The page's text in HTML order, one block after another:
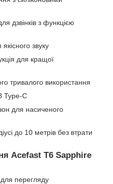
дзвінків з функцією
звуку
для кращої
тривалого використання
Type-C
для насиченого
до 10 метрів без втрати
Acefast T6 Sapphire
перегляду